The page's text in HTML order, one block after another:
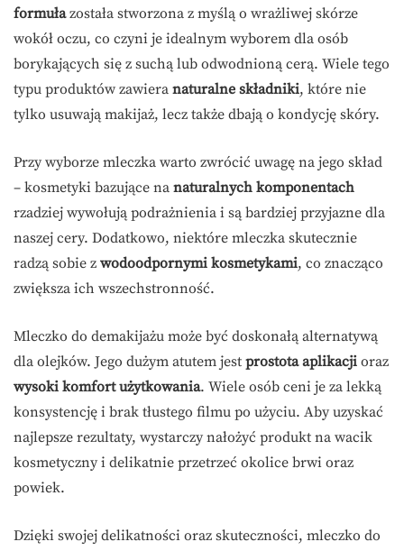
formułazostała stworzona z myślą o wrażliwej skórze
wokół oczu, co czyni je idealnym wyborem dla osób
borykających się z suchą lub odwodnioną cerą. Wiele tego
typu produktów zawiera naturalne składniki, które nie
tylko usuwają makijaż, lecz także dbają o kondycję skóry.
Przy wyborze mleczka warto zwrócić uwagę na jego skład
– kosmetyki bazujące na naturalnych komponentach
rzadziej wywołują podrażnienia i są bardziej przyjazne dla
naszej cery. Dodatkowo, niektóre mleczka skutecznie
radzą sobie z wodoodpornymi kosmetykami, co znacząco
zwiększa ich wszechstronność.
Mleczko do demakijażu może być doskonałą alternatywą
dla olejków. Jego dużym atutem jest prostota aplikacji oraz
wysoki komfort użytkowania. Wiele osób ceni je za lekką
konsystencję i brak tłustego filmu po użyciu. Aby uzyskać
najlepsze rezultaty, wystarczy nałożyć produkt na wacik
kosmetyczny i delikatnie przetrzeć okolice brwi oraz
powiek.
Dzięki swojej delikatności oraz skuteczności, mleczko do